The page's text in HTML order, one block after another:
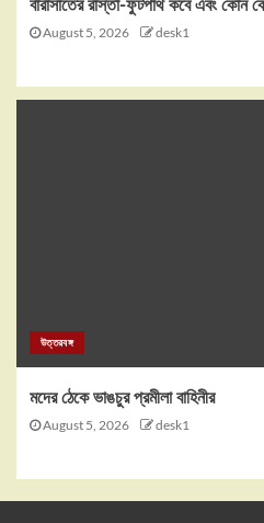
বারাসাতের রাস্তা-ফুটপাথ কবে এবং কোন
August 5, 2026 desk1
উত্তরবঙ্গ
মদের ঠেকে ভাঙচুর প্রমীলা বাহিনীর
August 5, 2026 desk1